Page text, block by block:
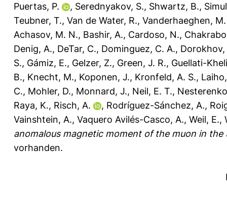
Puertas, P.
, Serednyakov, S., Shwartz, B.,
Teubner, T., Van de Water, R., Vanderhaeghen, M.
Achasov, M. N., Bashir, A., Cardoso, N.,
Denig, A., DeTar, C., Dominguez, C. A., Dorokhov,
S., Gámiz, E., Gelzer, Z., Green, J. R., Guellati-
B., Knecht, M., Koponen, J., Kronfeld, A. S.,
C., Mohler, D., Monnard, J., Neil, E. T.,
Raya, K., Risch, A. , Rodríguez-Sánchez, A.,
Vainshtein, A., Vaquero Avilés-Casco, A., Weil, E.,
anomalous magnetic moment of the muon in the
vorhanden.